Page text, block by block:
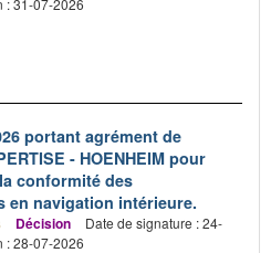
portant agrément de
- HOENHEIM pour
conformité des
navigation intérieure.
Décision
Date de signature : 24-
: 28-07-2026